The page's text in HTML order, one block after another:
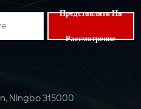
Представлять На
Рассмотрение
Ningbo 315000